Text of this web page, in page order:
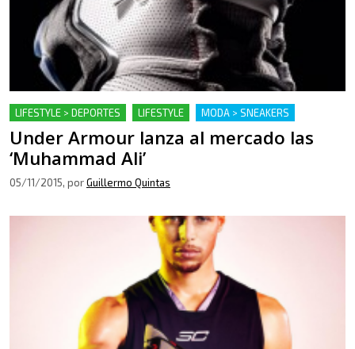
LIFESTYLE > DEPORTES LIFESTYLE MODA > SNEAKERS
Under Armour lanza al mercado las
‘Muhammad Ali’
05/11/2015, porGuillermo Quintas